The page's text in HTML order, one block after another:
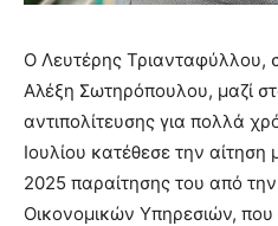
Ο Λευτέρης Τριανταφύλλου,
Αλέξη Σωτηρόπουλου, μαζί
αντιπολίτευσης για πολλά
Ιουλίου κατέθεσε την
2025 παραίτησης του από
Οικονομικών Υπηρεσιών, που